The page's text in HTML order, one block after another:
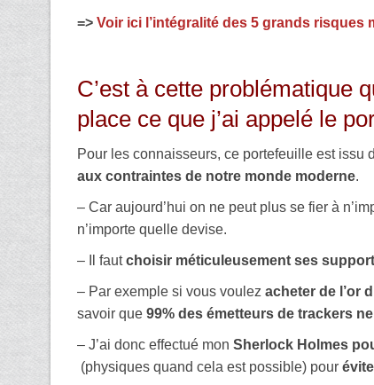
=> Voir ici l’intégralité des 5 grands risques
C’est à cette problématique
place ce que j’ai appelé le
Pour les connaisseurs, ce portefeuille est issu
aux contraintes de notre monde moderne.
– Car aujourd’hui on ne peut plus se fier à
n’importe quelle devise.
– Il fautchoisir méticuleusement ses
– Par exemple si vous voulez acheter de l’or
savoir que 99% des émetteurs de trackers
– J’ai donc effectué mon Sherlock Holmes
(physiques quand cela est possible) pour